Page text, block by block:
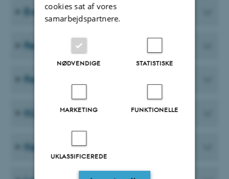
EventVærk
Ferie/fravær
Forskningslaboratoriet
KLIPS
Kopipapir
cookies sat af vores
samarbejdspartnere.
NØDVENDIGE STATISTISKE
MARKETING FUNKTIONELLE
UKLASSIFICEREDE